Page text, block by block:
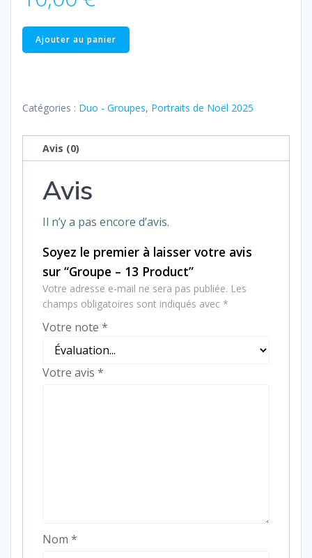
quantité
de
13
Ajouter au panier
Catégories : Duo - Groupes, Portraits de Noël 2025
Avis (0)
Avis
Il n’y a pas encore d’avis.
Soyez le premier à laisser votre avis
sur “Groupe – 13 Product”
Votre adresse e-mail ne sera pas publiée. Les
champs obligatoires sont indiqués avec *
Votre note *
Votre avis *
Nom *